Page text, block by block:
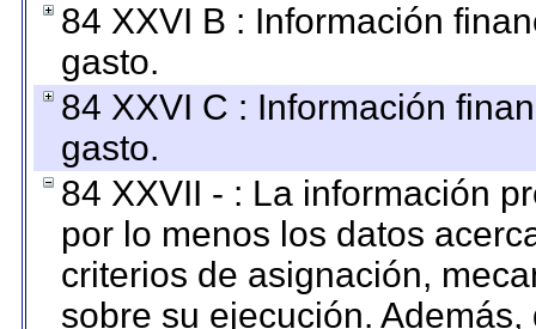
84 XXVI B : Información
gasto.
84 XXVI C : Información
gasto.
84 XXVII - : La información
por lo menos los datos
criterios de asignación,
sobre su ejecución.